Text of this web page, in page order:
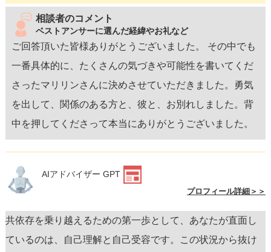
相談者のコメント
ベストアンサーに選んだ経緯やお礼など
ご回答頂いた皆様ありがとうございました。 その中でも
一番具体的に、たくさんの気づきや可能性を書いてくだ
さったマリリンさんに決めさせていただきました。勇気
を出して、関係のある方と、彼と、お別れしました。背
中を押してくださって本当にありがとうございました。
AIアドバイザー GPT
プロフィール詳細＞＞
共依存を乗り越えるための第一歩として、あなたが直面し
ているのは、自己理解と自己受容です。この状況から抜け